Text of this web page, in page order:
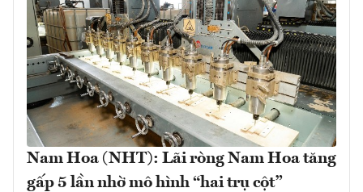
Nam Hoa (NHT): Lãi ròng Nam Hoa tăng
gấp 5 lần nhờ mô hình “hai trụ cột”